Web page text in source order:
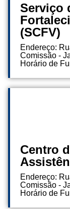
Serviço
(SCFV)
Endereço:
Comissão -
Horário de
Centro
Endereço:
Comissão -
Horário de